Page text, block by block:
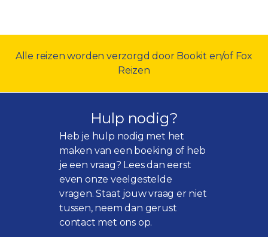
Alle reizen worden verzorgd door Bookit en/of Fox
Reizen
Hulp nodig?
Heb je hulp nodig met het
maken van een boeking of heb
je een vraag? Lees dan eerst
even onzeveelgestelde
vragen. Staat jouw vraag er niet
tussen, neem dan gerust
contact met ons op.